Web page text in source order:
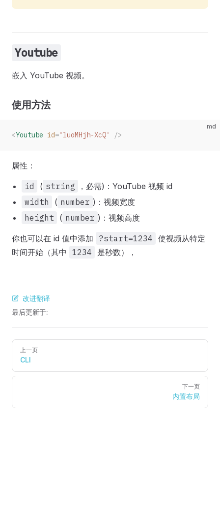
Youtube
嵌入 YouTube 视频。
使用方法
md
<Youtube id="luoMHjh-XcQ" />
属性：
id ( string
，必需)：YouTube 视频 id
width
( number )：视频宽度
height
( number )：视频高度
你也可以在 id 值中添加 ?start=1234 使视频从特定
时间开始（其中
1234 是秒数），
改进翻译
最后更新于:
Pager
上一页
CLI
下一页
内置布局